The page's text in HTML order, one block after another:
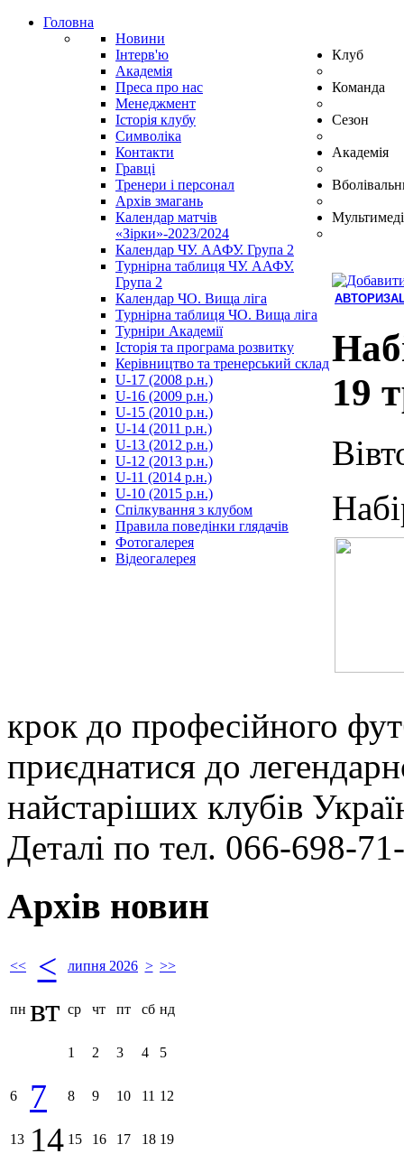
Головна
Новини
Інтерв'ю
Академія
Преса про нас
Клуб
Менеджмент
Історія клубу
Символіка
Контакти
Команда
Гравці
Тренери і персонал
Архів змагань
Сезон
Календар матчів
«Зірки»-2023/2024
Календар ЧУ. ААФУ. Група 2
Турнірна таблиця ЧУ. ААФУ.
Група 2
Календар ЧО. Вища ліга
Турнірна таблиця ЧО. Вища ліга
Академія
Турніри Академії
Історія та програма розвитку
Керівництво та тренерський склад
U-17 (2008 р.н.)
U-16 (2009 р.н.)
U-15 (2010 р.н.)
U-14 (2011 р.н.)
U-13 (2012 р.н.)
U-12 (2013 р.н.)
U-11 (2014 р.н.)
U-10 (2015 р.н.)
Спілкування з клубом
Правила поведінки глядачів
Фотогалерея
Відеогалерея
19
крок до професійного
приєднатися до
найстаріших клубів
Деталі по тел. 066-698-
Архів новин
<< < липня 2026 > >>
пн вт ср чт пт сб нд
1 2 3 4 5
6 7 8 9 10 11 12
13 14 15 16 17 18 19